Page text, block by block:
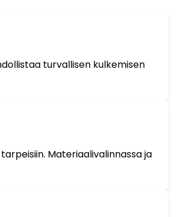
turvallisen kulkemisen
Materiaalivalinnassa ja